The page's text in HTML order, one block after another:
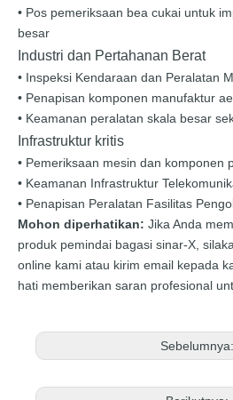
• Pos pemeriksaan bea cukai untuk
besar
Industri dan Pertahanan Berat
• Inspeksi Kendaraan dan Peralatan
• Penapisan komponen manufaktur
• Keamanan peralatan skala besar
Infrastruktur kritis
• Pemeriksaan mesin dan komponen
• Keamanan Infrastruktur
• Penapisan Peralatan Fasilitas
Mohon diperhatikan: Jika Anda
produk pemindai bagasi sinar-X,
online kami atau kirim email kepada
hati memberikan saran profesional
Sebelumnya: